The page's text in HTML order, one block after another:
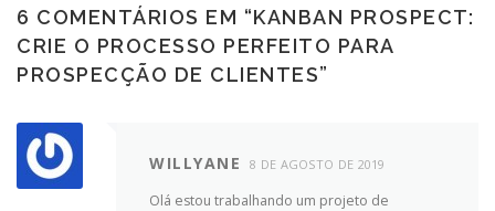
6 COMENTÁRIOS EM “KANBAN PROSPECT:
CRIE O PROCESSO PERFEITO PARA
PROSPECÇÃO DE CLIENTES”
WILLYANE 8 DE AGOSTO DE 2019
Olá estou trabalhando um projeto de